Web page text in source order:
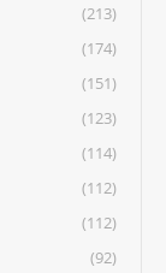
(213)
(174)
(151)
(123)
(114)
(112)
(112)
(92)